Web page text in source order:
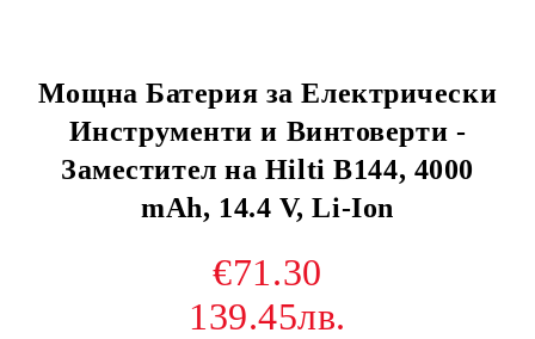
Мощна Батерия за Електрически
Инструменти и Винтоверти -
Заместител на Hilti B144, 4000
mAh, 14.4 V, Li-Ion
€71.30
139.45лв.